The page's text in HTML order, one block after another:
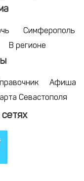
Симферополь
В регионе
Афиша
Севастополя